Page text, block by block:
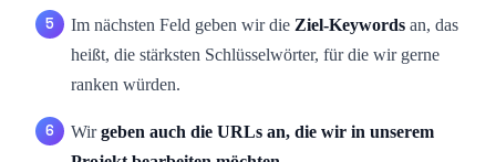
Im nächsten Feld geben wir die Ziel-Keywords an, das
heißt, die stärksten Schlüsselwörter, für die wir gerne
ranken würden.
Wirgeben auch die URLs an, die wir in unserem